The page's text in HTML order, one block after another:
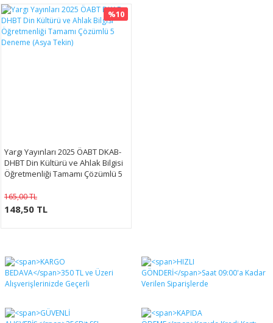
%10
Yargı Yayınları 2025 ÖABT DKAB-
DHBT Din Kültürü ve Ahlak Bilgisi
Öğretmenliği Tamamı Çözümlü 5
165,00 TL
148,50 TL